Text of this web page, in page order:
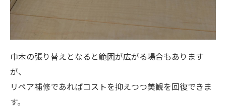
巾木の張り替えとなると範囲が広がる場合もあります
が、
リペア補修であればコストを抑えつつ美観を回復できま
す。